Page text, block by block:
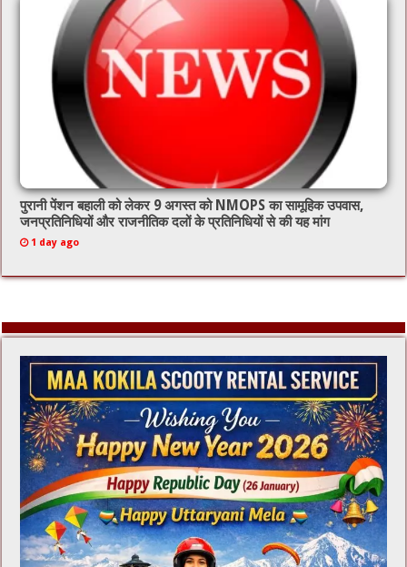
पुरानी पेंशन बहाली को लेकर 9 अगस्त को NMOPS का सामूहिक उपवास,
जनप्रतिनिधियों और राजनीतिक दलों के प्रतिनिधियों से की यह मांग
1 day ago